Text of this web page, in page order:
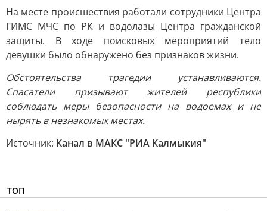
На месте происшествия работали сотрудники Центра
ГИМС МЧС по РК и водолазы Центра гражданской
защиты. В ходе поисковых мероприятий тело
девушки было обнаружено без признаков жизни.
Обстоятельства трагедии устанавливаются.
Спасатели призывают жителей республики
соблюдать меры безопасности на водоемах и не
нырять в незнакомых местах.
Источник: Канал в МАКС "РИА Калмыкия"
ТОП